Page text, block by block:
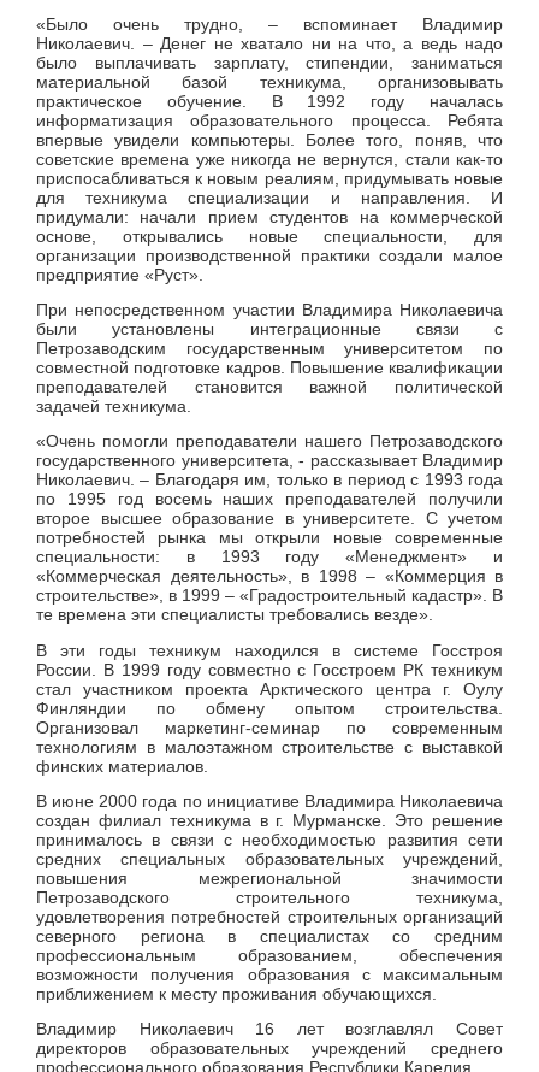
«Было очень трудно, – вспоминает Владимир
Николаевич. – Денег не хватало ни на что, а ведь надо
было выплачивать зарплату, стипендии, заниматься
материальной базой техникума, организовывать
практическое обучение. В 1992 году началась
информатизация образовательного процесса. Ребята
впервые увидели компьютеры. Более того, поняв, что
советские времена уже никогда не вернутся, стали как-то
приспосабливаться к новым реалиям, придумывать новые
для техникума специализации и направления. И
придумали: начали прием студентов на коммерческой
основе, открывались новые специальности, для
организации производственной практики создали малое
предприятие «Руст».
При непосредственном участии Владимира Николаевича
были установлены интеграционные связи с
Петрозаводским государственным университетом по
совместной подготовке кадров. Повышение квалификации
преподавателей становится важной политической
задачей техникума.
«Очень помогли преподаватели нашего Петрозаводского
государственного университета, - рассказывает Владимир
Николаевич. – Благодаря им, только в период с 1993 года
по 1995 год восемь наших преподавателей получили
второе высшее образование в университете. С учетом
потребностей рынка мы открыли новые современные
специальности: в 1993 году «Менеджмент» и
«Коммерческая деятельность», в 1998 – «Коммерция в
строительстве», в 1999 – «Градостроительный кадастр». В
те времена эти специалисты требовались везде».
В эти годы техникум находился в системе Госстроя
России. В 1999 году совместно с Госстроем РК техникум
стал участником проекта Арктического центра г. Оулу
Финляндии по обмену опытом строительства.
Организовал маркетинг-семинар по современным
технологиям в малоэтажном строительстве с выставкой
финских материалов.
В июне 2000 года по инициативе Владимира Николаевича
создан филиал техникума в г. Мурманске. Это решение
принималось в связи с необходимостью развития сети
средних специальных образовательных учреждений,
повышения межрегиональной значимости
Петрозаводского строительного техникума,
удовлетворения потребностей строительных организаций
северного региона в специалистах со средним
профессиональным образованием, обеспечения
возможности получения образования с максимальным
приближением к месту проживания обучающихся.
Владимир Николаевич 16 лет возглавлял Совет
директоров образовательных учреждений среднего
профессионального образования Республики Карелия.